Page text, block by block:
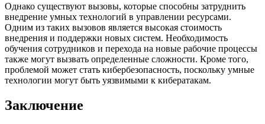
Однако существуют вызовы, которые способны затруднить
внедрение умных технологий в управлении ресурсами.
Одним из таких вызовов является высокая стоимость
внедрения и поддержки новых систем. Необходимость
обучения сотрудников и перехода на новые рабочие процессы
также могут вызвать определенные сложности. Кроме того,
проблемой может стать кибербезопасность, поскольку умные
технологии могут быть уязвимыми к кибератакам.
Заключение